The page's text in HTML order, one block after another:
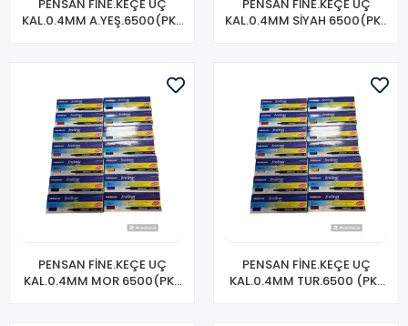
PENSAN FİNE.KEÇE UÇ
KAL.0.4MM A.YEŞ.6500(PK-
PENSAN FİNE.KEÇE UÇ
KAL.0.4MM SİYAH 6500(PK-
PENSAN FİNE.KEÇE UÇ
KAL.0.4MM MOR 6500(PK-
PENSAN FİNE.KEÇE UÇ
KAL.0.4MM TUR.6500 (PK-